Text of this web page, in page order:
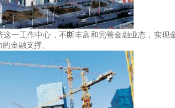
一工作中心，不断丰富和完善金融业态，实现
金融支撑。